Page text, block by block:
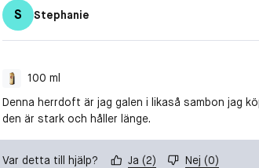
S Stephanie
100 ml
Denna herrdoft är jag galen i likaså sambon jag
den är stark och håller länge.
Var detta till hjälp? Ja (2) Nej (0)